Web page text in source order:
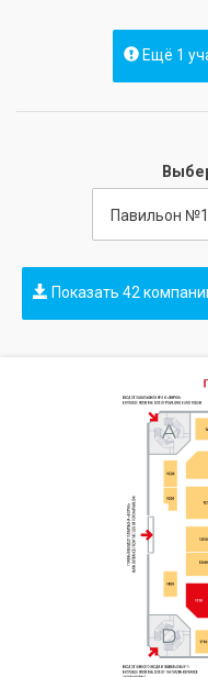
Ещё 1
Павильон №1
Показать 42